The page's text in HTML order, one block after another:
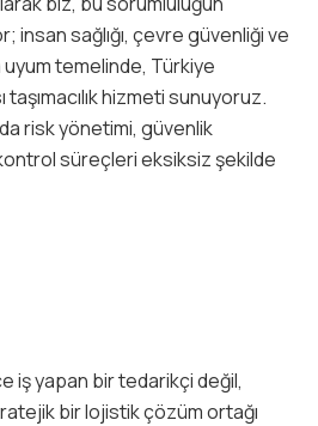
insan sağlığı, çevre güvenliği ve
temelinde, Türkiye
hizmeti sunuyoruz.
risk yönetimi, güvenlik
süreçleri eksiksiz şekilde
iş yapan bir tedarikçi değil,
bir lojistik çözüm ortağı